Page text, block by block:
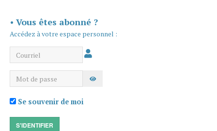
• Vous êtes abonné ?
Accédez à votre espace personnel :
Courriel
Mot de passe AFFICHER LE MOT DE PASSE
Se souvenir de moi
S'IDENTIFIER